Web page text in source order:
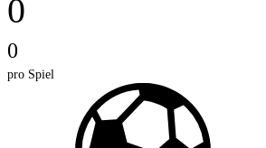
0
0
pro Spiel